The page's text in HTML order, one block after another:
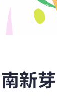
新